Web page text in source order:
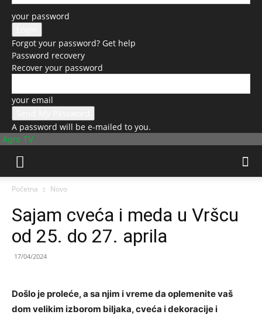
your password
Forgot your password? Get help
Password recovery
Recover your password
your email
A password will be e-mailed to you.
Agro TV
Početna Novo
Sajam cveća i meda u Vršcu
od 25. do 27. aprila
17/04/2024
Došlo je proleće, a sa njim i vreme da oplemenite vaš
dom velikim izborom biljaka, cveća i dekoracije i